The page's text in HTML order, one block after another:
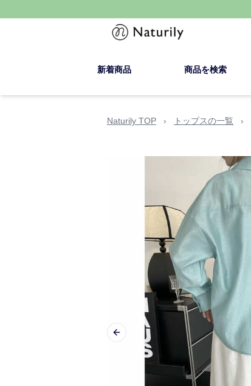
新着商品 商品を検索
Naturily TOP › トップスの一覧 ›
Previous slide